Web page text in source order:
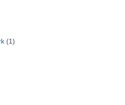
(1)